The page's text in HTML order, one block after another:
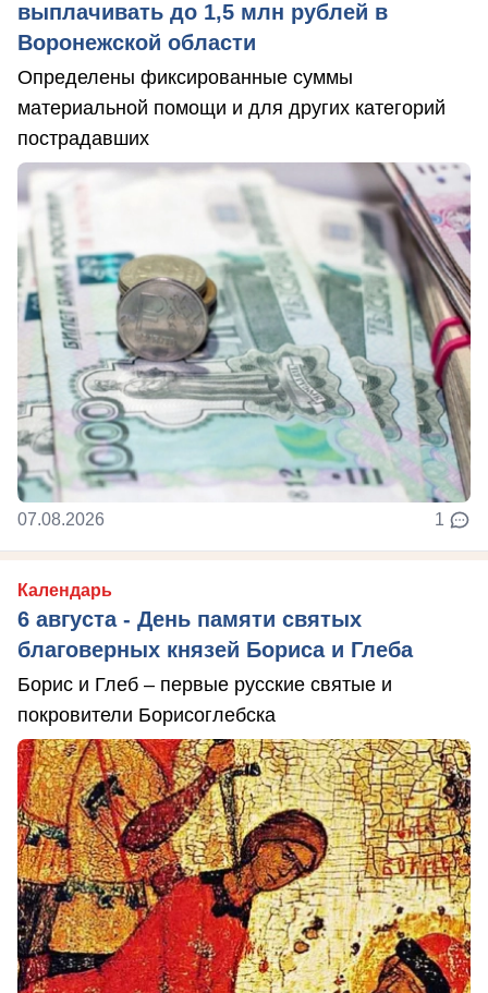
выплачивать до 1,5 млн рублей в
Воронежской области
Определены фиксированные суммы
материальной помощи и для других категорий
пострадавших
07.08.2026 1
Календарь
6 августа - День памяти святых
благоверных князей Бориса и Глеба
Борис и Глеб – первые русские святые и
покровители Борисоглебска